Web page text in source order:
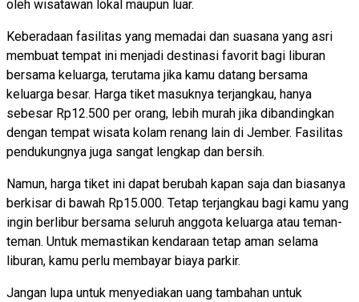
oleh wisatawan lokal maupun luar.
Keberadaan fasilitas yang memadai dan suasana yang asri
membuat tempat ini menjadi destinasi favorit bagi liburan
bersama keluarga, terutama jika kamu datang bersama
keluarga besar. Harga tiket masuknya terjangkau, hanya
sebesar Rp12.500 per orang, lebih murah jika dibandingkan
dengan tempat wisata kolam renang lain di Jember. Fasilitas
pendukungnya juga sangat lengkap dan bersih.
Namun, harga tiket ini dapat berubah kapan saja dan biasanya
berkisar di bawah Rp15.000. Tetap terjangkau bagi kamu yang
ingin berlibur bersama seluruh anggota keluarga atau teman-
teman. Untuk memastikan kendaraan tetap aman selama
liburan, kamu perlu membayar biaya parkir.
Jangan lupa untuk menyediakan uang tambahan untuk